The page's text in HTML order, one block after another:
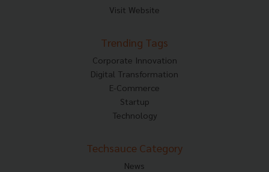
Visit Website
Trending Tags
Corporate Innovation
Digital Transformation
E-Commerce
Startup
Technology
Techsauce Category
News